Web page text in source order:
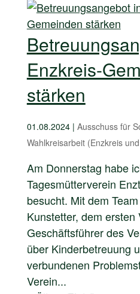
Enzkreis-
stärken
01.08.2024| Ausschuss für
Wahlkreisarbeit (Enzkreis
Am Donnerstag habe
Tagesmütterverein
besucht. Mit dem
Kunstetter, dem ersten
Geschäftsführer des
über Kinderbetreuung
verbundenen
Verein...